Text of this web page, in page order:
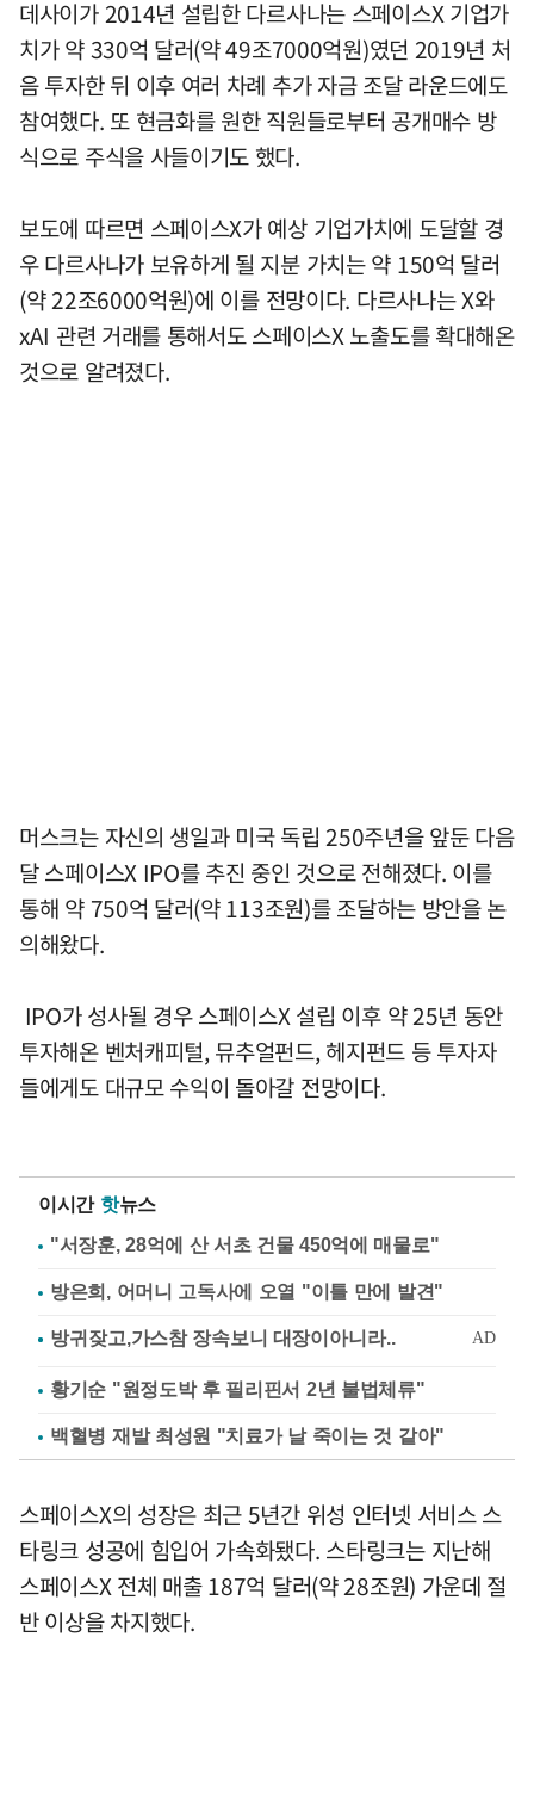
데사이가 2014년 설립한 다르사나는 스페이스X 기업가
치가 약 330억 달러(약 49조7000억원)였던 2019년 처
음 투자한 뒤 이후 여러 차례 추가 자금 조달 라운드에도
참여했다. 또 현금화를 원한 직원들로부터 공개매수 방
식으로 주식을 사들이기도 했다.
보도에 따르면 스페이스X가 예상 기업가치에 도달할 경
우 다르사나가 보유하게 될 지분 가치는 약 150억 달러
(약 22조6000억원)에 이를 전망이다. 다르사나는 X와
xAI 관련 거래를 통해서도 스페이스X 노출도를 확대해온
것으로 알려졌다.
머스크는 자신의 생일과 미국 독립 250주년을 앞둔 다음
달 스페이스X IPO를 추진 중인 것으로 전해졌다. 이를
통해 약 750억 달러(약 113조원)를 조달하는 방안을 논
의해왔다.
IPO가 성사될 경우 스페이스X 설립 이후 약 25년 동안
투자해온 벤처캐피털, 뮤추얼펀드, 헤지펀드 등 투자자
들에게도 대규모 수익이 돌아갈 전망이다.
이시간 핫뉴스
"서장훈, 28억에 산 서초 건물 450억에 매물로"
방은희, 어머니 고독사에 오열 "이틀 만에 발견"
황기순 "원정도박 후 필리핀서 2년 불법체류"
백혈병 재발 최성원 "치료가 날 죽이는 것 같아"
스페이스X의 성장은 최근 5년간 위성 인터넷 서비스 스
타링크 성공에 힘입어 가속화됐다. 스타링크는 지난해
스페이스X 전체 매출 187억 달러(약 28조원) 가운데 절
반 이상을 차지했다.